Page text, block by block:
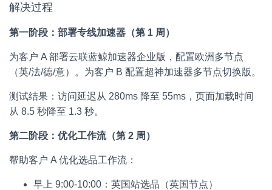
解决过程
第一阶段：部署专线加速器（第 1 周）
为客户 A 部署云联蓝鲸加速器企业版，配置欧洲多节点
（英/法/德/意）。为客户 B 配置超神加速器多节点切换版。
测试结果：访问延迟从 280ms 降至 55ms，页面加载时间
从 8.5 秒降至 1.3 秒。
第二阶段：优化工作流（第 2 周）
帮助客户 A 优化选品工作流：
早上 9:00-10:00：英国站选品（英国节点）